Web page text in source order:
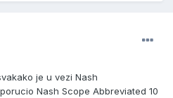
je u vezi Nash
Nash Scope Abbreviated 10